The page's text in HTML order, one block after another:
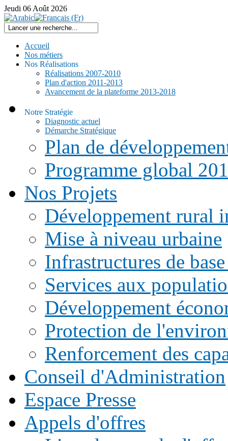
Jeudi 06 Août 2026
Accueil
Nos métiers
Nos Réalisations
Réalisations 2007-2010
Plan d'action 2011-2013
Avancement de la plateforme 2013-2018
Notre Stratégie
Diagnostic actuel
Démarche Stratégique
Plan de
Programme global
Nos Projets
Développement rural
Mise à niveau urbaine
Infrastructures de
Services aux
Développement
Protection de
Renforcement des
Conseil d'Administration
Espace Presse
Appels d'offres